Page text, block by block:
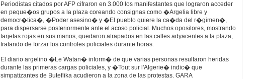
Periodistas citados por AFP cifraron en 3.000 los manifestantes que lograron acceder
en peque�os grupos a la plaza coreando consignas como �Argelia libre y
democr�tica�, �Poder asesino� y �El pueblo quiere la ca�da del r�gimen�,
para dispersarse posteriormente ante el acoso policial. Muchos opositores, mostrando
tarjetas rojas en sus manos, quedaron atrapados en las calles adyacentes a la plaza,
tratando de forzar los controles policiales durante horas.
El diario argelino �Le Watan� inform� de que varias personas resultaron heridas
durante las primeras cargas policiales, y �Tout sur l'Algerie� indic� que
simpatizantes de Buteflika acudieron a la zona de las protestas. GARA